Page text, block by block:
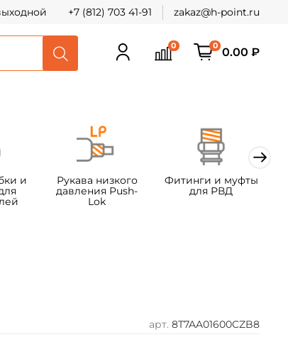
+7 (812) 703 41-91 zakaz@h-point.ru
0 0 0.00 ₽
и
Рукава низкого
давления Push-
Lok
Фитинги и муфты
для РВД
арт. 8T7AA01600CZB8